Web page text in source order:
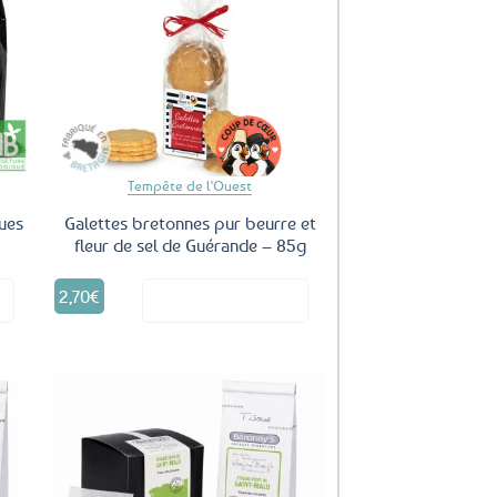
Tempête de l'Ouest
Galettes bretonnes pur beurre et
fleur de sel de Guérande – 85g
2,70€
Ajouter
favoris